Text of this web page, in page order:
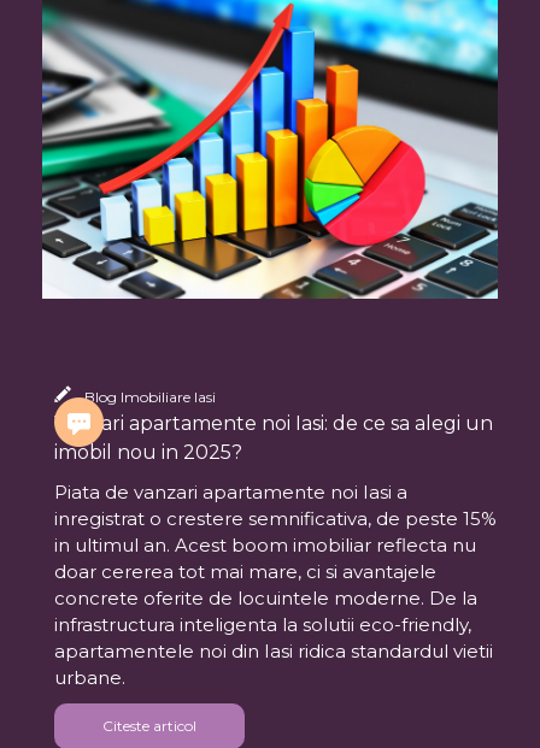
Blog Imobiliare Iasi
Vanzari apartamente noi Iasi: de ce sa alegi un
imobil nou in 2025?
Piata de vanzari apartamente noi Iasi a
inregistrat o crestere semnificativa, de peste 15%
in ultimul an. Acest boom imobiliar reflecta nu
doar cererea tot mai mare, ci si avantajele
concrete oferite de locuintele moderne. De la
infrastructura inteligenta la solutii eco-friendly,
apartamentele noi din Iasi ridica standardul vietii
urbane.
Citeste articol